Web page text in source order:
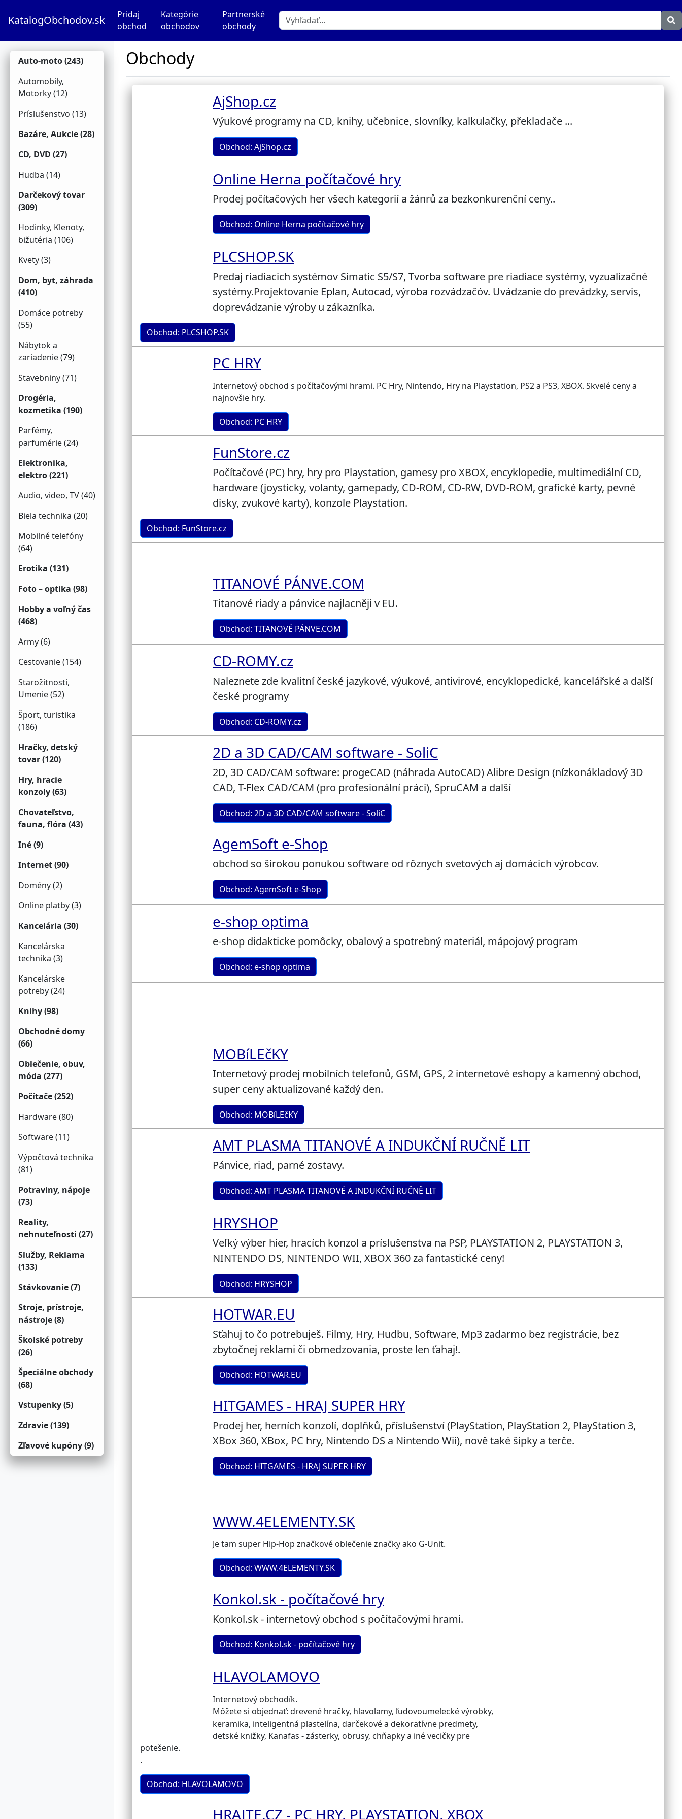
KatalogObchodov.sk
Pridaj
obchod
Kategórie
obchodov
Partnerské
obchody
Auto-moto (243)
Automobily,
Motorky (12)
Príslušenstvo (13)
Bazáre, Aukcie (28)
CD, DVD (27)
Hudba (14)
Darčekový tovar
(309)
Hodinky, Klenoty,
bižutéria (106)
Kvety (3)
Dom, byt, záhrada
(410)
Domáce potreby
(55)
Nábytok a
zariadenie (79)
Stavebniny (71)
Drogéria,
kozmetika (190)
Parfémy,
parfumérie (24)
Elektronika,
elektro (221)
Audio, video, TV (40)
Biela technika (20)
Mobilné telefóny
(64)
Erotika (131)
Foto – optika (98)
Hobby a voľný čas
(468)
Army (6)
Cestovanie (154)
Starožitnosti,
Umenie (52)
Šport, turistika
(186)
Hračky, detský
tovar (120)
Hry, hracie
konzoly (63)
Chovateľstvo,
fauna, flóra (43)
Iné (9)
Internet (90)
Domény (2)
Online platby (3)
Kancelária (30)
Kancelárska
technika (3)
Kancelárske
potreby (24)
Knihy (98)
Obchodné domy
(66)
Oblečenie, obuv,
móda (277)
Počítače (252)
Hardware (80)
Software (11)
Výpočtová technika
(81)
Potraviny, nápoje
(73)
Reality,
nehnuteľnosti (27)
Služby, Reklama
(133)
Stávkovanie (7)
Stroje, prístroje,
nástroje (8)
Školské potreby
(26)
Špeciálne obchody
(68)
Vstupenky (5)
Zdravie (139)
Zľavové kupóny (9)
Obchody
AjShop.cz
Výukové programy na CD, knihy, učebnice, slovníky, kalkulačky, překladače ...
Obchod: AjShop.cz
Online Herna počítačové hry
Prodej počítačových her všech kategorií a žánrů za bezkonkurenční ceny..
Obchod: Online Herna počítačové hry
PLCSHOP.SK
Predaj riadiacich systémov Simatic S5/S7, Tvorba software pre riadiace systémy, vyzualizačné
systémy.Projektovanie Eplan, Autocad, výroba rozvádzačóv. Uvádzanie do prevádzky, servis,
doprevádzanie výroby u zákazníka.
Obchod: PLCSHOP.SK
PC HRY
Internetový obchod s počítačovými hrami. PC Hry, Nintendo, Hry na Playstation, PS2 a PS3, XBOX. Skvelé ceny a
najnovšie hry.
Obchod: PC HRY
FunStore.cz
Počítačové (PC) hry, hry pro Playstation, gamesy pro XBOX, encyklopedie, multimediální CD,
hardware (joysticky, volanty, gamepady, CD-ROM, CD-RW, DVD-ROM, grafické karty, pevné
disky, zvukové karty), konzole Playstation.
Obchod: FunStore.cz
TITANOVÉ PÁNVE.COM
Titanové riady a pánvice najlacněji v EU.
Obchod: TITANOVÉ PÁNVE.COM
CD-ROMY.cz
Naleznete zde kvalitní české jazykové, výukové, antivirové, encyklopedické, kancelářské a další
české programy
Obchod: CD-ROMY.cz
2D a 3D CAD/CAM software - SoliC
2D, 3D CAD/CAM software: progeCAD (náhrada AutoCAD) Alibre Design (nízkonákladový 3D
CAD, T-Flex CAD/CAM (pro profesionální práci), SpruCAM a další
Obchod: 2D a 3D CAD/CAM software - SoliC
AgemSoft e-Shop
obchod so širokou ponukou software od rôznych svetových aj domácich výrobcov.
Obchod: AgemSoft e-Shop
e-shop optima
e-shop didakticke pomôcky, obalový a spotrebný materiál, mápojový program
Obchod: e-shop optima
MOBíLEčKY
Internetový prodej mobilních telefonů, GSM, GPS, 2 internetové eshopy a kamenný obchod,
super ceny aktualizované každý den.
Obchod: MOBíLEčKY
AMT PLASMA TITANOVÉ A INDUKČNÍ RUČNĚ LIT
Pánvice, riad, parné zostavy.
Obchod: AMT PLASMA TITANOVÉ A INDUKČNÍ RUČNĚ LIT
HRYSHOP
Veľký výber hier, hracích konzol a príslušenstva na PSP, PLAYSTATION 2, PLAYSTATION 3,
NINTENDO DS, NINTENDO WII, XBOX 360 za fantastické ceny!
Obchod: HRYSHOP
HOTWAR.EU
Sťahuj to čo potrebuješ. Filmy, Hry, Hudbu, Software, Mp3 zadarmo bez registrácie, bez
zbytočnej reklami či obmedzovania, proste len ťahaj!.
Obchod: HOTWAR.EU
HITGAMES - HRAJ SUPER HRY
Prodej her, herních konzolí, doplňků, příslušenství (PlayStation, PlayStation 2, PlayStation 3,
XBox 360, XBox, PC hry, Nintendo DS a Nintendo Wii), nově také šipky a terče.
Obchod: HITGAMES - HRAJ SUPER HRY
WWW.4ELEMENTY.SK
Je tam super Hip-Hop značkové oblečenie značky ako G-Unit.
Obchod: WWW.4ELEMENTY.SK
Konkol.sk - počítačové hry
Konkol.sk - internetový obchod s počítačovými hrami.
Obchod: Konkol.sk - počítačové hry
HLAVOLAMOVO
Internetový obchodík.
Môžete si objednať: drevené hračky, hlavolamy, ľudovoumelecké výrobky,
keramika, inteligentná plastelína, darčekové a dekoratívne predmety,
detské knižky, Kanafas - zásterky, obrusy, chňapky a iné vecičky pre
potešenie.
.
Obchod: HLAVOLAMOVO
HRAJTE.CZ - PC HRY, PLAYSTATION, XBOX